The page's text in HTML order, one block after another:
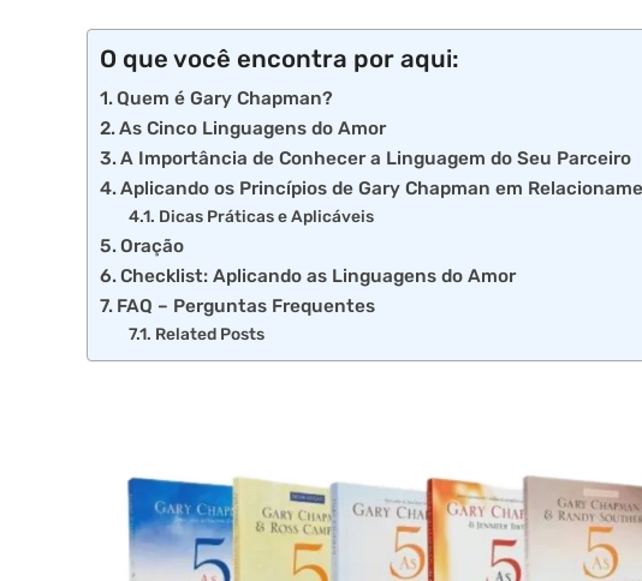
O que você encontra por aqui:
Quem é Gary Chapman?
As Cinco Linguagens do Amor
A Importância de Conhecer a Linguagem do Seu Parceiro
Aplicando os Princípios de Gary Chapman em
Dicas Práticas e Aplicáveis
Oração
Checklist: Aplicando as Linguagens do Amor
FAQ – Perguntas Frequentes
Related Posts